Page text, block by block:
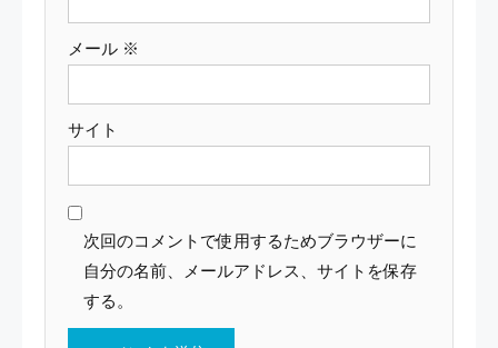
メール ※
サイト
次回のコメントで使用するためブラウザーに
自分の名前、メールアドレス、サイトを保存
する。